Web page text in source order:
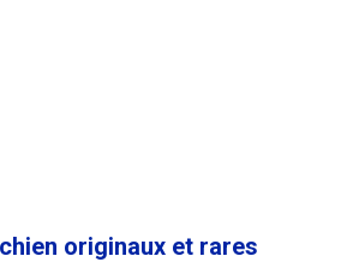
originaux et rares